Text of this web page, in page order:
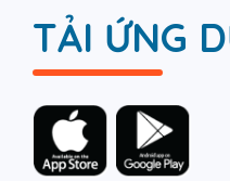
TẢI ỨNG